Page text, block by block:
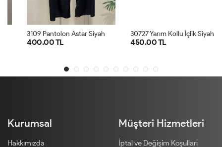
3109 Pantolon Astar Siyah
400.00 TL
30727 Yarım Kollu İçlik Siyah
450.00 TL
Kurumsal
Hakkımızda
Müşteri Hizmetleri
İptal ve Değişim Koşulları